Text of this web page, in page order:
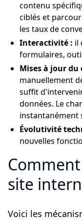
contenu
ciblés et
les taux de
Interactivité : il
formulaires,
Mises à jour du
manuellement
suffit
données. Le
instantanément
Évolutivité
nouvelles
site
Voici les